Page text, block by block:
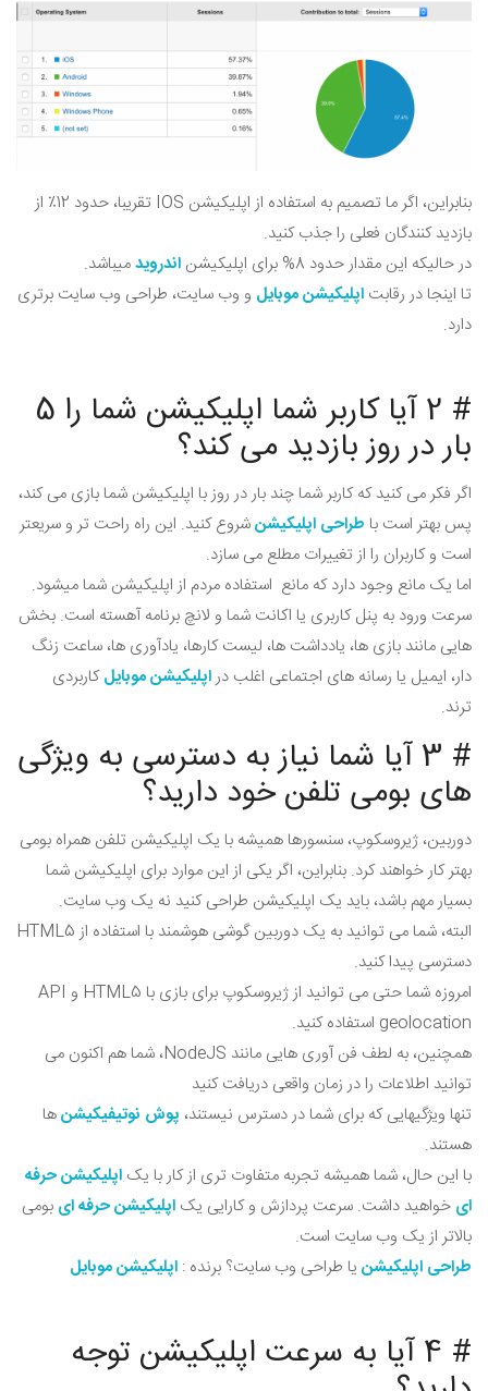
بنابراین، اگر ما تصمیم به استفاده از اپلیکیشن IOS تقریبا، حدود 12٪ از
بازدید کنندگان فعلی را جذب کنید.
در حالیکه این مقدار حدود 8% برای اپلیکیشن
اندرویدمیباشد.
تا اینجا در رقابت اپلیکیشن موبایل و وب سایت، طراحی وب سایت برتری
دارد.
# 2 آیا کاربر شما اپلیکیشن شما را 5
بار در روز بازدید می کند؟
اگر فکر می کنید که کاربر شما چند بار در روز با اپلیکیشن شما بازی می کند،
پس بهتر است با طراحی اپلیکیشنشروع کنید. این راه راحت تر و سریعتر
است و کاربران را از تغییرات مطلع می سازد.
اما یک مانع وجود دارد که مانع استفاده مردم از اپلیکیشن شما میشود.
سرعت ورود به پنل کاربری یا اکانت شما و لانچ برنامه آهسته است. بخش
هایی مانند بازی ها، یادداشت ها، لیست کارها، یادآوری ها، ساعت زنگ
دار، ایمیل یا رسانه های اجتماعی اغلب دراپلیکیشن موبایلکاربردی
ترند.
# 3 آیا شما نیاز به دسترسی به ویژگی
های بومی تلفن خود دارید؟
دوربین، ژیروسکوپ، سنسورها همیشه با یک اپلیکیشن تلفن همراه بومی
بهتر کار خواهند کرد. بنابراین، اگر یکی از این موارد برای اپلیکیشن شما
بسیار مهم باشد، باید یک اپلیکیشن طراحی کنید نه یک وب سایت.
البته، شما می توانید به یک دوربین گوشی هوشمند با استفاده از HTML5
دسترسی پیدا کنید.
امروزه شما حتی می توانید از ژیروسکوپ برای بازی با HTML5 و API
geolocation استفاده کنید.
همچنین، به لطف فن آوری هایی مانند NodeJS، شما هم اکنون می
توانید اطلاعات را در زمان واقعی دریافت کنید
تنها ویژگیهایی که برای شما در دسترس نیستند، پوش نوتیفیکیشنها
هستند.
با این حال، شما همیشه تجربه متفاوت تری از کار با یک اپلیکیشن حرفه
ای خواهید داشت. سرعت پردازش و کارایی یک اپلیکیشن حرفه ای بومی
بالاتر از یک وب سایت است.
طراحی اپلیکیشن یا طراحی وب سایت؟ برنده : اپلیکیشن موبایل
# 4 آیا به سرعت اپلیکیشن توجه